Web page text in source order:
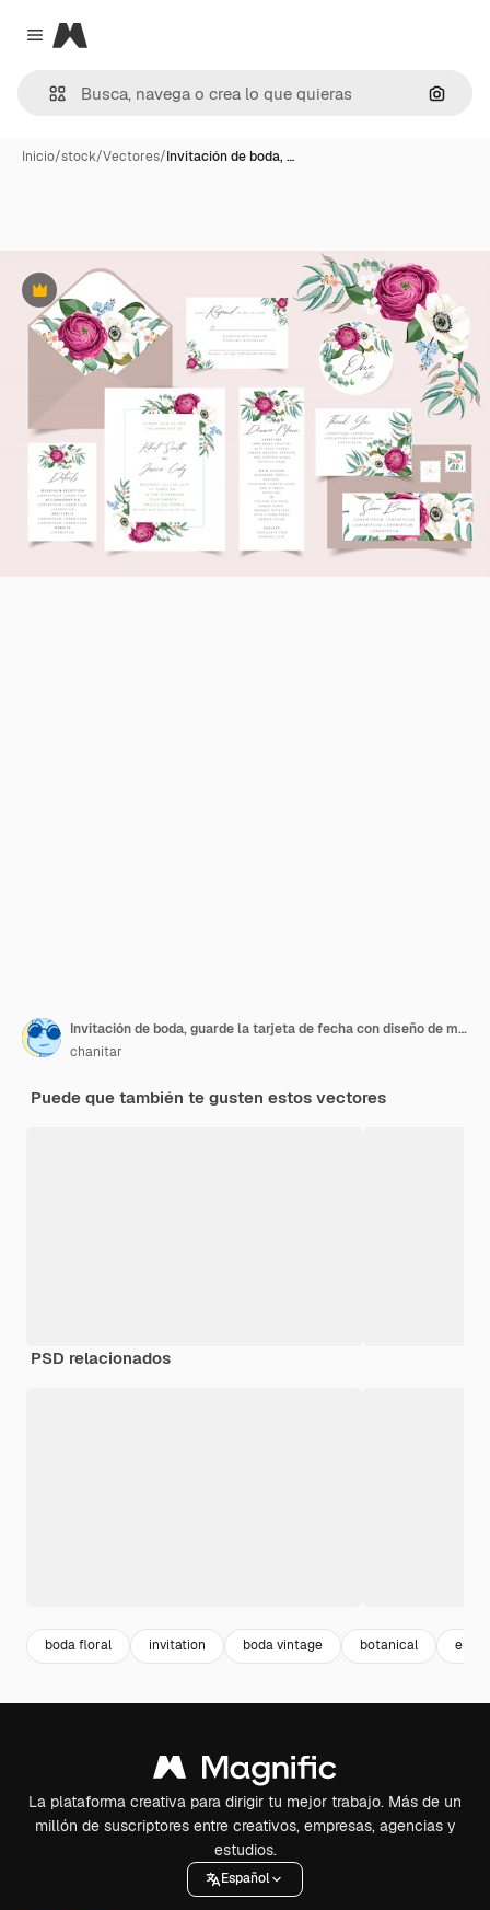
Close menu
Magnific
Inicio/stock/Vectores/Invitación de boda, …
Premium
Invitación de boda, guarde la tarjeta de fecha con diseño de marco de ramo floral.
chanitar
Puede que también te gusten estos vectores
PSD relacionados
boda floral invitation boda vintage botanical
La plataforma creativa para dirigir tu mejor trabajo. Más de un
millón de suscriptores entre creativos, empresas, agencias y
estudios.
Español